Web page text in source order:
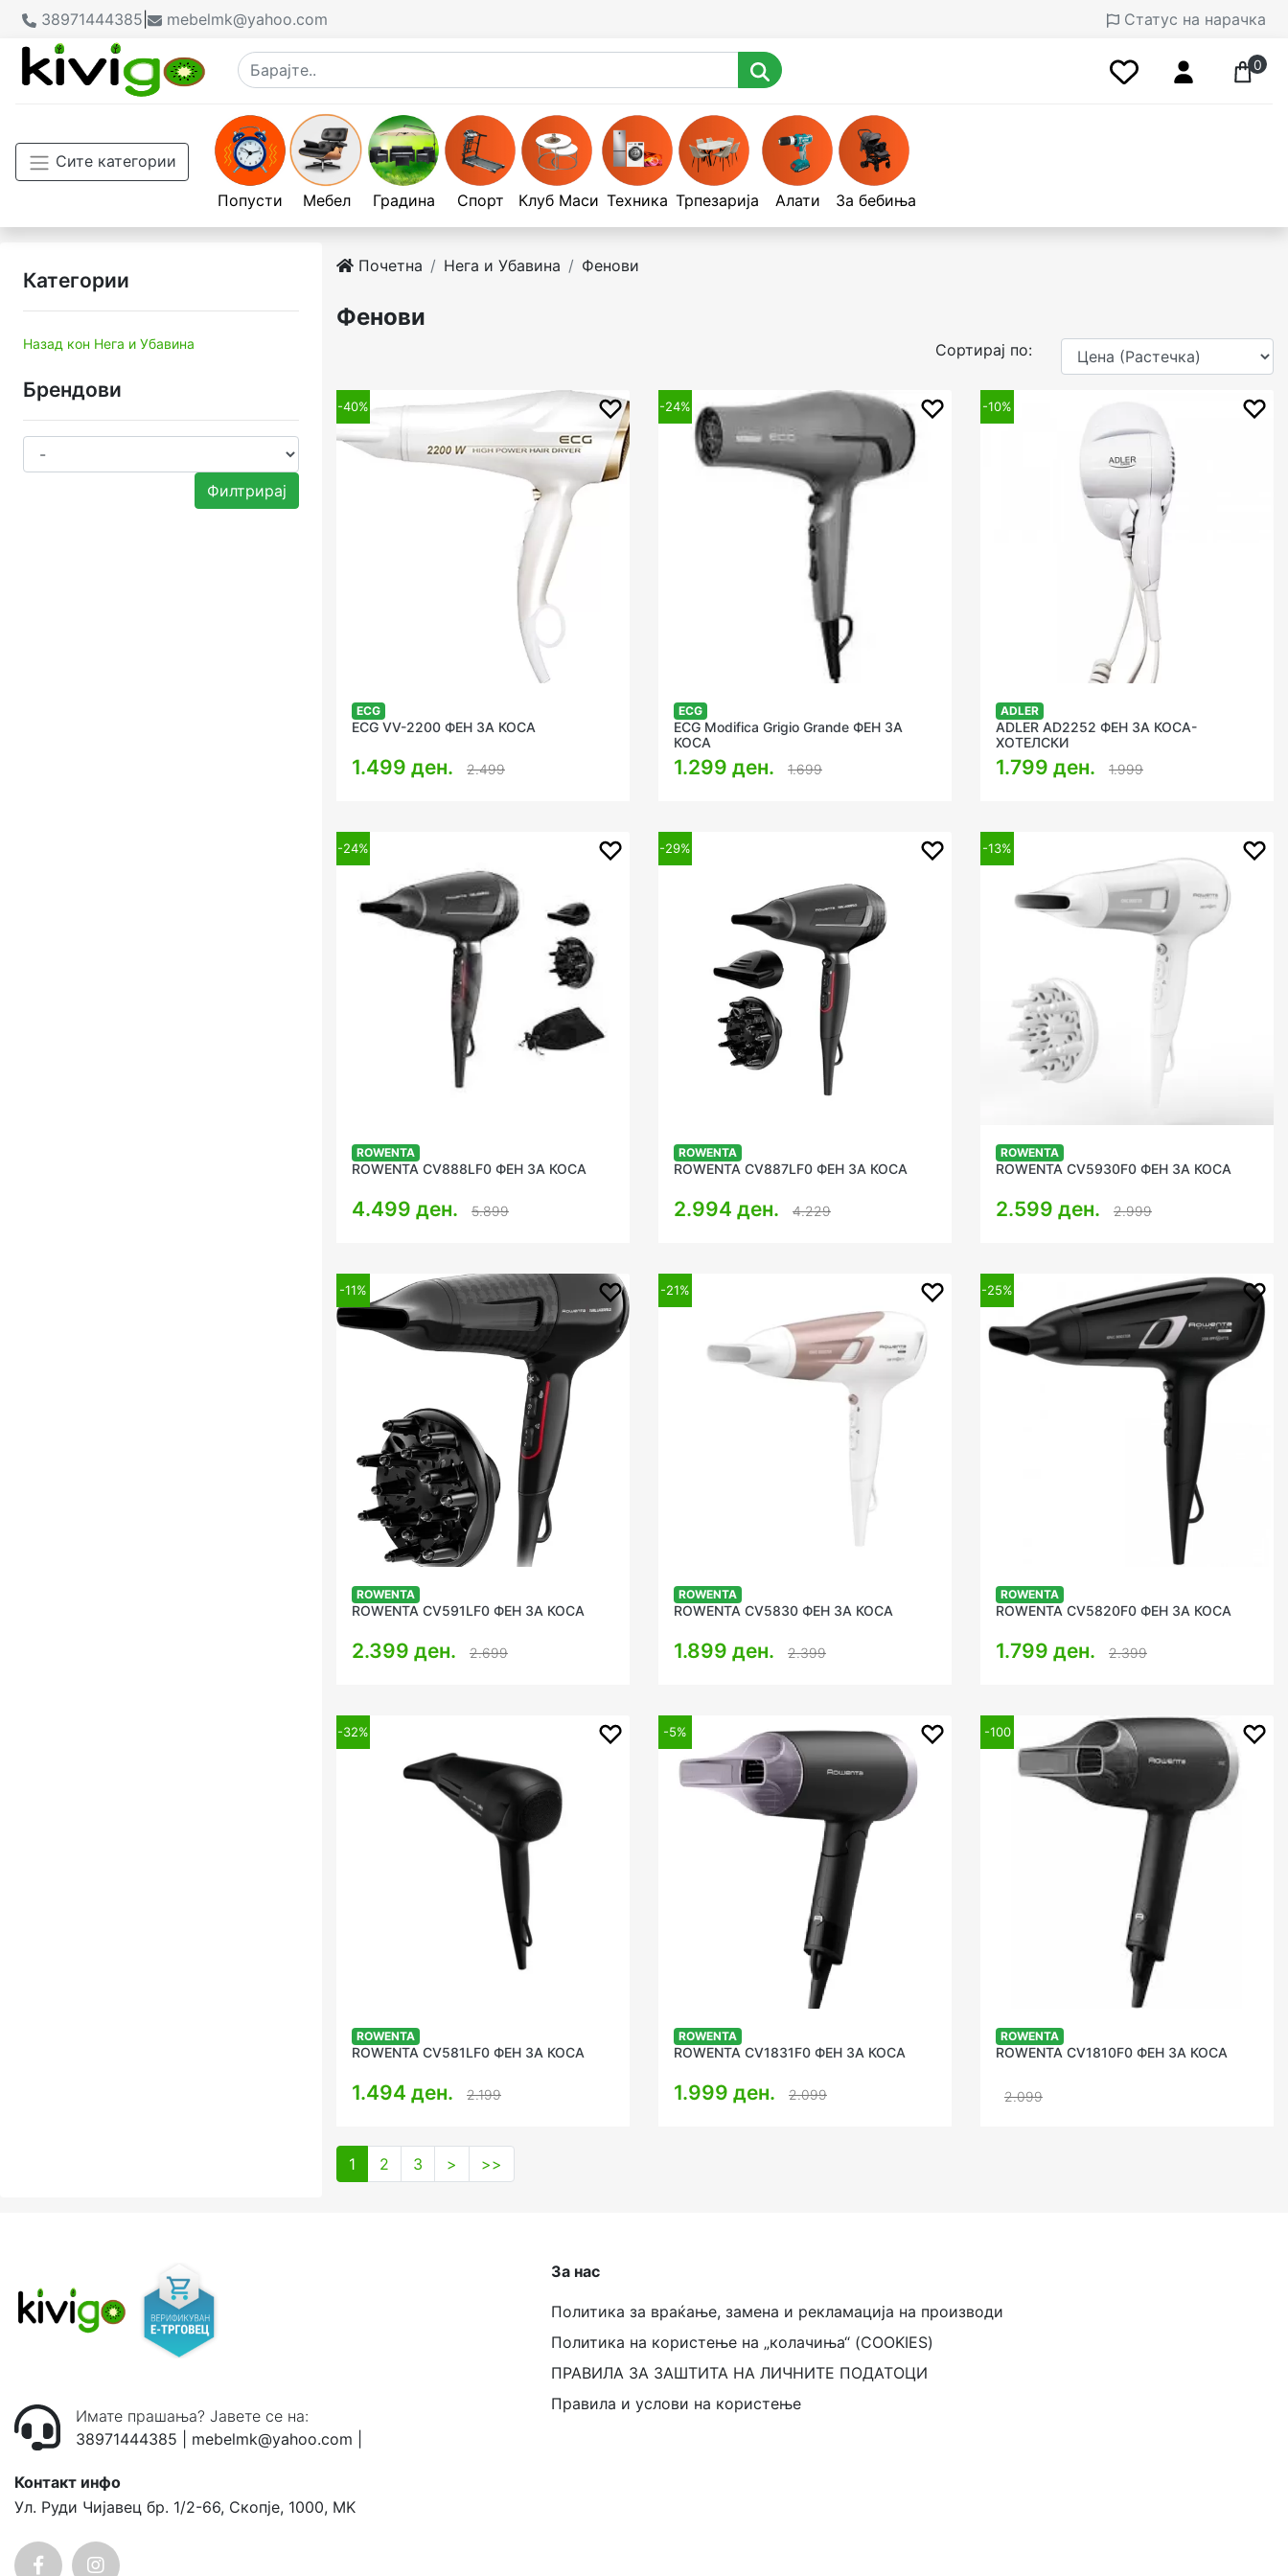
38971444385 mebelmk@yahoo.com Статус на нарачка
0
Сите категории
Попусти Мебел Градина Спорт Клуб Маси Техника Трпезарија Алати За бебиња
Категории
Назад кон Нега и Убавина
Брендови
Филтрирај
Почетна Нега и Убавина Фенови
Фенови
Сортирај по:
-40%
ECG
ECG VV-2200 ФЕН ЗА КОСА
1.499 ден. 2.499
-24%
ECG
ECG Modifica Grigio Grande ФЕН ЗА
КОСА
1.299 ден. 1.699
-10%
ADLER
ADLER AD2252 ФЕН ЗА КОСА-
ХОТЕЛСКИ
1.799 ден. 1.999
-24%
ROWENTA
ROWENTA CV888LF0 ФЕН ЗА КОСА
4.499 ден. 5.899
-29%
ROWENTA
ROWENTA CV887LF0 ФЕН ЗА КОСА
2.994 ден. 4.229
-13%
ROWENTA
ROWENTA CV5930F0 ФЕН ЗА КОСА
2.599 ден. 2.999
-11%
ROWENTA
ROWENTA CV591LF0 ФЕН ЗА КОСА
2.399 ден. 2.699
-21%
ROWENTA
ROWENTA CV5830 ФЕН ЗА КОСА
1.899 ден. 2.399
-25%
ROWENTA
ROWENTA CV5820F0 ФЕН ЗА КОСА
1.799 ден. 2.399
-32%
ROWENTA
ROWENTA CV581LF0 ФЕН ЗА КОСА
1.494 ден. 2.199
-5%
ROWENTA
ROWENTA CV1831F0 ФЕН ЗА КОСА
1.999 ден. 2.099
-100
ROWENTA
ROWENTA CV1810F0 ФЕН ЗА КОСА
2.099
1 2 3 > >>
Имате прашања? Јавете се на:
38971444385
mebelmk@yahoo.com
Контакт инфо
Ул. Руди Чијавец бр. 1/2-66, Скопје, 1000, MK
За нас
Политика за враќање, замена и рекламација на производи
Политика на користење на „колачиња“ (COOKIES)
ПРАВИЛА ЗА ЗАШТИТА НА ЛИЧНИТЕ ПОДАТОЦИ
Правила и услови на користење